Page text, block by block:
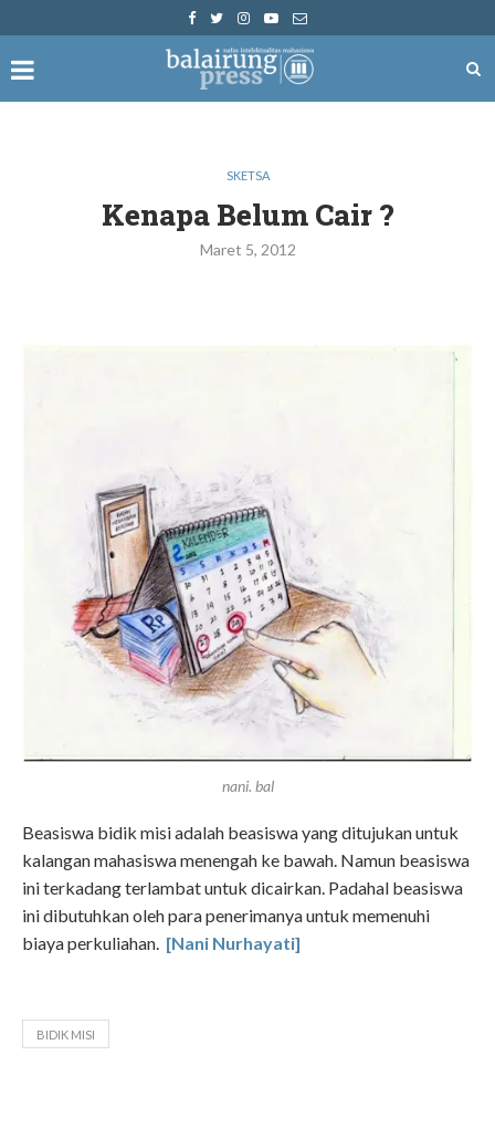
SKETSA
Kenapa Belum Cair ?
Maret 5, 2012
nani. bal
Beasiswa bidik misi adalah beasiswa yang ditujukan untuk
kalangan mahasiswa menengah ke bawah. Namun beasiswa
ini terkadang terlambat untuk dicairkan. Padahal beasiswa
ini dibutuhkan oleh para penerimanya untuk memenuhi
biaya perkuliahan. [Nani Nurhayati]
BIDIK MISI